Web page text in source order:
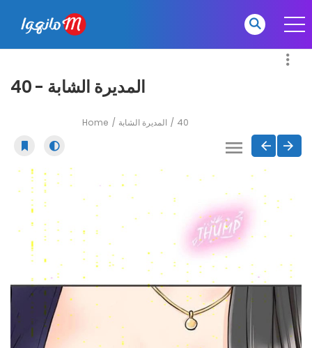
المديرة الشابة - 40
Home المديرة الشابة 40